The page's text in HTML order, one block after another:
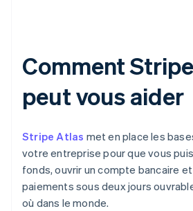
Comment
peut vous aider
Stripe Atlas met en place les
votre entreprise pour que vous
fonds, ouvrir un compte bancaire
paiements sous deux jours
où dans le monde.